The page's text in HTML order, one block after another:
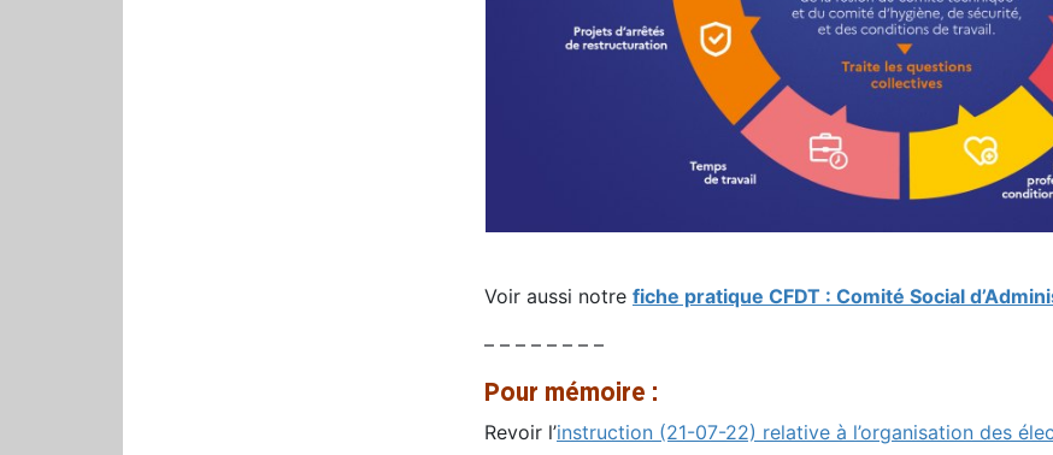
Voir aussi notre fiche pratique CFDT : Comité Social
– – – – – – – –
Pour mémoire :
Revoir l’instruction (21-07-22) relative à l’organisation des